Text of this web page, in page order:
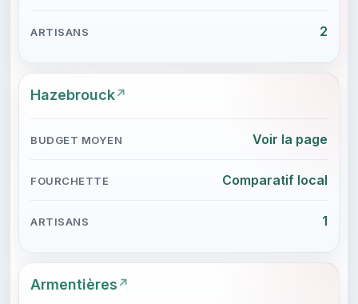
2
Hazebrouck
Voir la page
Comparatif local
1
Armentières